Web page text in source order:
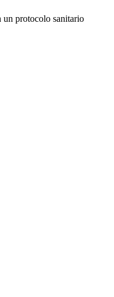
un protocolo sanitario